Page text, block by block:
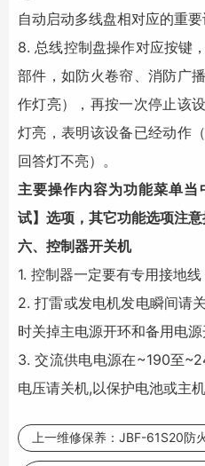
自动启动多线盘相对应的重要
8. 总线控制盘操作对应按键
部件，如防火卷帘、消防广
作灯亮），再按一次停止该
灯亮，表明该设备已经动作
回答灯不亮）。
主要操作内容为功能菜单当
试】选项，其它功能选项注意
六、控制器开关机
1. 控制器一定要有专用接地
2. 打雷或发电机发电瞬间请
时关掉主电源开环和备用电源
3. 交流供电电源在~190至
电压请关机,以保护电池或主机
上一维修保养： JBF-61S20防